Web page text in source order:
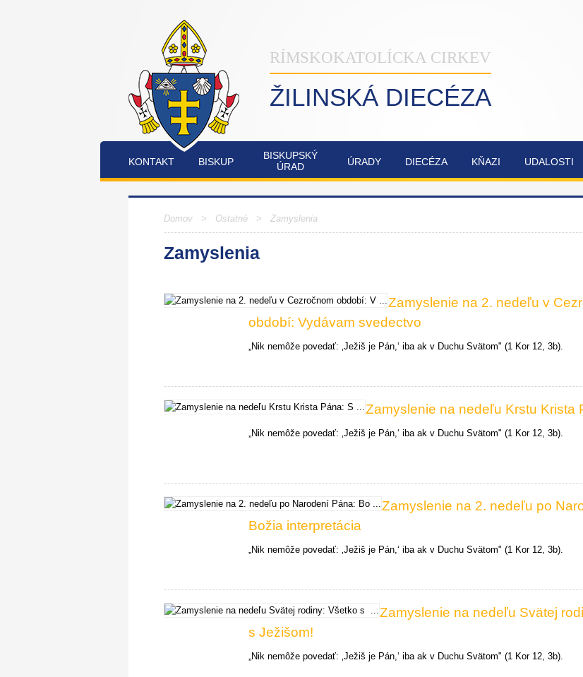
RÍMSKOKATOLÍCKA CIRKEV
ŽILINSKÁ DIECÉZA
KONTAKT BISKUP
BISKUPSKÝ
ÚRAD
ÚRADY DIECÉZA KŇAZI UDALOSTI
INŠTITÚT
NAŠA
OBNOVA
TROJICE
FATIMSKÉ
RAJECKEJ
LESNEJ
JUBILEJNÝ
Domov > Ostatné > Zamyslenia
Zamyslenia
Zamyslenie na 2. nedeľu v
období: Vydávam svedectvo
„Nik nemôže povedať: ‚Ježiš je Pán,‘ iba ak v Duchu Svätom" (1 Kor 12, 3b).
Zamyslenie na nedeľu Krstu Krista
„Nik nemôže povedať: ‚Ježiš je Pán,‘ iba ak v Duchu Svätom" (1 Kor 12, 3b).
Zamyslenie na 2. nedeľu po
Božia interpretácia
„Nik nemôže povedať: ‚Ježiš je Pán,‘ iba ak v Duchu Svätom" (1 Kor 12, 3b).
Zamyslenie na nedeľu Svätej
s Ježišom!
„Nik nemôže povedať: ‚Ježiš je Pán,‘ iba ak v Duchu Svätom" (1 Kor 12, 3b).